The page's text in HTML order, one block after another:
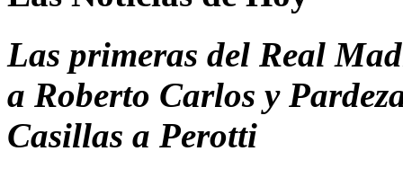
Las primeras del Real
a Roberto Carlos y
Casillas a Perotti